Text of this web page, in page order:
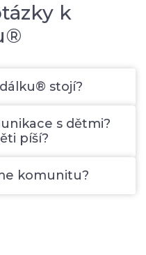
k
stojí?
s dětmi?
píší?
komunitu?